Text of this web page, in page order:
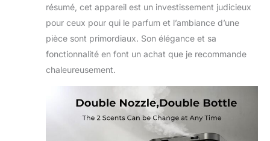
Aromadd garantit
une expérience
d'aromathérapie
luxueuse, couvrant
1 500 à 2 000 m².
Idéal pour votre
maison, bureau,
hôtel ou spa, il crée
résumé, cet appareil est un investissement judicieux
pour ceux pour qui le parfum et l’ambiance d’une
pièce sont primordiaux. Son élégance et sa
fonctionnalité en font un achat que je recommande
chaleureusement.